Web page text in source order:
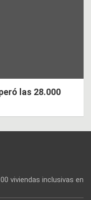
las 28.000
viviendas inclusivas en